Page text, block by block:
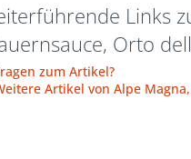
Links
Orto
zum Artikel?
Artikel von Alpe